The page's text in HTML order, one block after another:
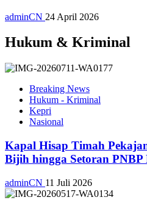
adminCN 24 April 2026
Hukum & Kriminal
Breaking News
Hukum - Kriminal
Kepri
Nasional
Kapal Hisap Timah
Bijih hingga Setoran
adminCN 11 Juli 2026